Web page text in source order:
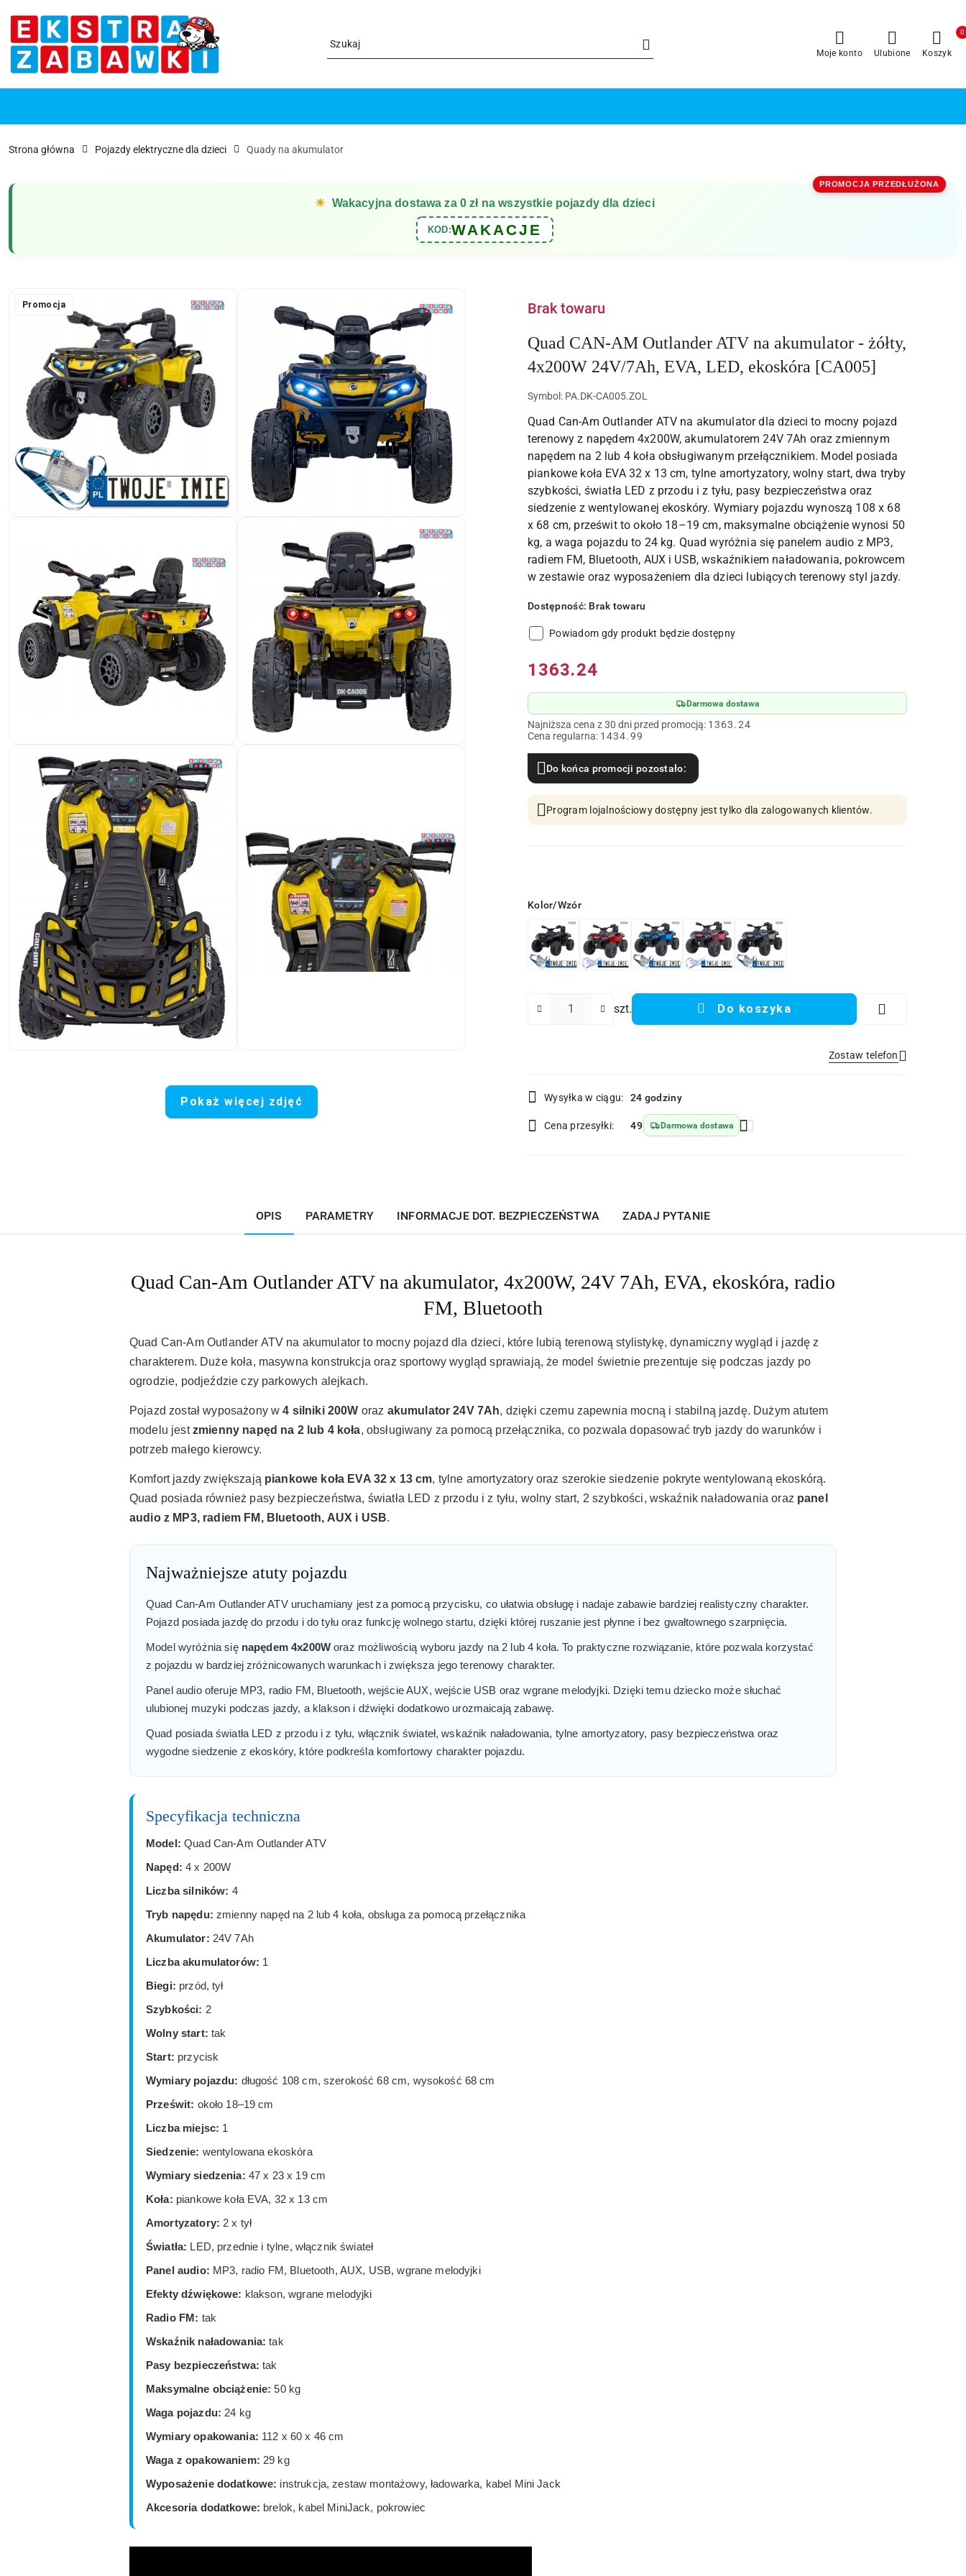
Przejdź do treści głównej
Przejdź do wyszukiwarki
Przejdź do moje konto
Przejdź do menu głównego
Przejdź do opisu produktu
Przejdź do stopki
Moje konto Ulubione Koszyk
0
Strona główna Pojazdy elektryczne dla dzieci Quady na akumulator
PROMOCJA PRZEDŁUŻONA
☀ Wakacyjna dostawa za 0 zł na wszystkie pojazdy dla dzieci
KOD:WAKACJE
Promocja
Pokaż więcej zdjęć
Brak towaru
Quad CAN-AM Outlander ATV na akumulator - żółty,
4x200W 24V/7Ah, EVA, LED, ekoskóra [CA005]
Symbol: PA.DK-CA005.ZOL
Quad Can-Am Outlander ATV na akumulator dla dzieci to mocny pojazd
terenowy z napędem 4x200W, akumulatorem 24V 7Ah oraz zmiennym
napędem na 2 lub 4 koła obsługiwanym przełącznikiem. Model posiada
piankowe koła EVA 32 x 13 cm, tylne amortyzatory, wolny start, dwa tryby
szybkości, światła LED z przodu i z tyłu, pasy bezpieczeństwa oraz
siedzenie z wentylowanej ekoskóry. Wymiary pojazdu wynoszą 108 x 68
x 68 cm, prześwit to około 18–19 cm, maksymalne obciążenie wynosi 50
kg, a waga pojazdu to 24 kg. Quad wyróżnia się panelem audio z MP3,
radiem FM, Bluetooth, AUX i USB, wskaźnikiem naładowania, pokrowcem
w zestawie oraz wyposażeniem dla dzieci lubiących terenowy styl jazdy.
Dostępność: Brak towaru
Powiadom gdy produkt będzie dostępny
Cena:
1363.24
Darmowa dostawa
Najniższa cena z 30 dni przed promocją: 1363.24
Cena regularna: 1434.99
Do końca promocji pozostało:
Program lojalnościowy dostępny jest tylko dla zalogowanych klientów.
Wariant
Kolor/Wzór
szt. Do koszyka
Zostaw telefon
Dostępność
i
dostawa
Wysyłka w ciągu: 24 godziny
Cena przesyłki: 49 Darmowa dostawa
OPIS PARAMETRY INFORMACJE DOT. BEZPIECZEŃSTWA ZADAJ PYTANIE
Quad Can-Am Outlander ATV na akumulator, 4x200W, 24V 7Ah, EVA, ekoskóra, radio
FM, Bluetooth
Quad Can-Am Outlander ATV na akumulator to mocny pojazd dla dzieci, które lubią terenową stylistykę, dynamiczny wygląd i jazdę z
charakterem. Duże koła, masywna konstrukcja oraz sportowy wygląd sprawiają, że model świetnie prezentuje się podczas jazdy po
ogrodzie, podjeździe czy parkowych alejkach.
Pojazd został wyposażony w4 silniki 200W oraz akumulator 24V 7Ah, dzięki czemu zapewnia mocną i stabilną jazdę. Dużym atutem
modelu jestzmienny napęd na 2 lub 4 koła, obsługiwany za pomocą przełącznika, co pozwala dopasować tryb jazdy do warunków i
potrzeb małego kierowcy.
Komfort jazdy zwiększają piankowe koła EVA 32 x 13 cm, tylne amortyzatory oraz szerokie siedzenie pokryte wentylowaną ekoskórą.
Quad posiada również pasy bezpieczeństwa, światła LED z przodu i z tyłu, wolny start, 2 szybkości, wskaźnik naładowania oraz panel
audio z MP3, radiem FM, Bluetooth, AUX i USB.
Najważniejsze atuty pojazdu
Quad Can-Am Outlander ATV uruchamiany jest za pomocą przycisku, co ułatwia obsługę i nadaje zabawie bardziej realistyczny charakter.
Pojazd posiada jazdę do przodu i do tyłu oraz funkcję wolnego startu, dzięki której ruszanie jest płynne i bez gwałtownego szarpnięcia.
Model wyróżnia się napędem 4x200Woraz możliwością wyboru jazdy na 2 lub 4 koła. To praktyczne rozwiązanie, które pozwala korzystać
z pojazdu w bardziej zróżnicowanych warunkach i zwiększa jego terenowy charakter.
Panel audio oferuje MP3, radio FM, Bluetooth, wejście AUX, wejście USB oraz wgrane melodyjki. Dzięki temu dziecko może słuchać
ulubionej muzyki podczas jazdy, a klakson i dźwięki dodatkowo urozmaicają zabawę.
Quad posiada światła LED z przodu i z tyłu, włącznik świateł, wskaźnik naładowania, tylne amortyzatory, pasy bezpieczeństwa oraz
wygodne siedzenie z ekoskóry, które podkreśla komfortowy charakter pojazdu.
Specyfikacja techniczna
Model: Quad Can-Am Outlander ATV
Napęd: 4 x 200W
Liczba silników: 4
Tryb napędu: zmienny napęd na 2 lub 4 koła, obsługa za pomocą przełącznika
Akumulator: 24V 7Ah
Liczba akumulatorów: 1
Biegi: przód, tył
Szybkości: 2
Wolny start: tak
Start: przycisk
Wymiary pojazdu: długość 108 cm, szerokość 68 cm, wysokość 68 cm
Prześwit: około 18–19 cm
Liczba miejsc: 1
Siedzenie: wentylowana ekoskóra
Wymiary siedzenia: 47 x 23 x 19 cm
Koła: piankowe koła EVA, 32 x 13 cm
Amortyzatory: 2 x tył
Światła: LED, przednie i tylne, włącznik świateł
Panel audio: MP3, radio FM, Bluetooth, AUX, USB, wgrane melodyjki
Efekty dźwiękowe: klakson, wgrane melodyjki
Radio FM: tak
Wskaźnik naładowania: tak
Pasy bezpieczeństwa: tak
Maksymalne obciążenie: 50 kg
Waga pojazdu: 24 kg
Wymiary opakowania: 112 x 60 x 46 cm
Waga z opakowaniem: 29 kg
Wyposażenie dodatkowe: instrukcja, zestaw montażowy, ładowarka, kabel Mini Jack
Akcesoria dodatkowe: brelok, kabel MiniJack, pokrowiec